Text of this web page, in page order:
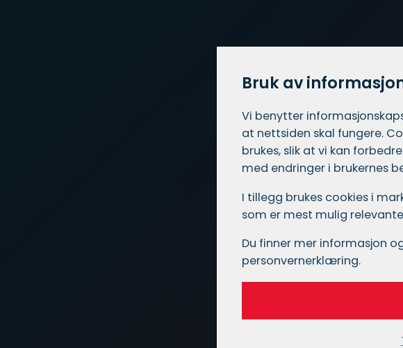
Bruk av
Vi benytter
at nettsiden skal fungere.
brukes, slik at vi kan
med endringer i brukernes
I tillegg brukes cookies i
som er mest mulig
Du finner mer informasjon
personvernerklæring.